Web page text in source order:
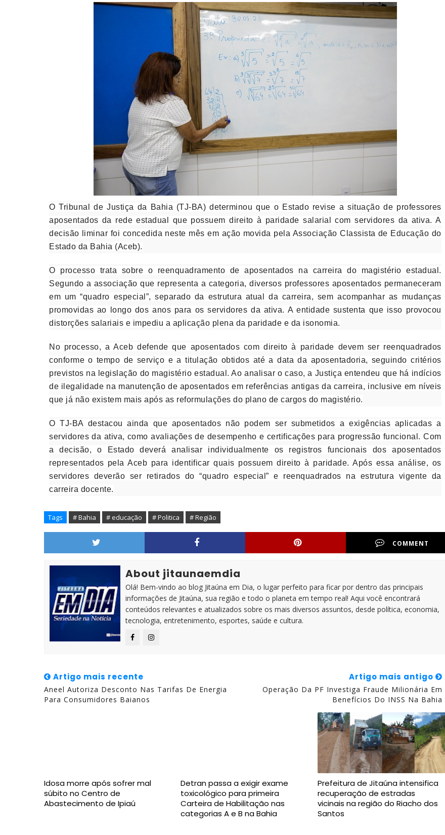
O Tribunal de Justiça da Bahia (TJ-BA) determinou que o Estado revise a situação de professores
aposentados da rede estadual que possuem direito à paridade salarial com servidores da ativa. A
decisão liminar foi concedida neste mês em ação movida pela Associação Classista de Educação do
Estado da Bahia (Aceb).
O processo trata sobre o reenquadramento de aposentados na carreira do magistério estadual.
Segundo a associação que representa a categoria, diversos professores aposentados permaneceram
em um “quadro especial”, separado da estrutura atual da carreira, sem acompanhar as mudanças
promovidas ao longo dos anos para os servidores da ativa. A entidade sustenta que isso provocou
distorções salariais e impediu a aplicação plena da paridade e da isonomia.
No processo, a Aceb defende que aposentados com direito à paridade devem ser reenquadrados
conforme o tempo de serviço e a titulação obtidos até a data da aposentadoria, seguindo critérios
previstos na legislação do magistério estadual. Ao analisar o caso, a Justiça entendeu que há indícios
de ilegalidade na manutenção de aposentados em referências antigas da carreira, inclusive em níveis
que já não existem mais após as reformulações do plano de cargos do magistério.
O TJ-BA destacou ainda que aposentados não podem ser submetidos a exigências aplicadas a
servidores da ativa, como avaliações de desempenho e certificações para progressão funcional. Com
a decisão, o Estado deverá analisar individualmente os registros funcionais dos aposentados
representados pela Aceb para identificar quais possuem direito à paridade. Após essa análise, os
servidores deverão ser retirados do “quadro especial” e reenquadrados na estrutura vigente da
carreira docente.
Tags # Bahia # educação # Politica # Região
COMMENT
About jitaunaemdia
Olá! Bem-vindo ao blog Jitaúna em Dia, o lugar perfeito para ficar por dentro das principais
informações de Jitaúna, sua região e todo o planeta em tempo real! Aqui você encontrará
conteúdos relevantes e atualizados sobre os mais diversos assuntos, desde política, economia,
tecnologia, entretenimento, esportes, saúde e cultura.
Artigo mais recente
Aneel Autoriza Desconto Nas Tarifas De Energia
Para Consumidores Baianos
Artigo mais antigo
Operação Da PF Investiga Fraude Milionária Em
Benefícios Do INSS Na Bahia
Idosa morre após sofrer mal
súbito no Centro de
Abastecimento de Ipiaú
Detran passa a exigir exame
toxicológico para primeira
Carteira de Habilitação nas
categorias A e B na Bahia
Prefeitura de Jitaúna intensifica
recuperação de estradas
vicinais na região do Riacho dos
Santos